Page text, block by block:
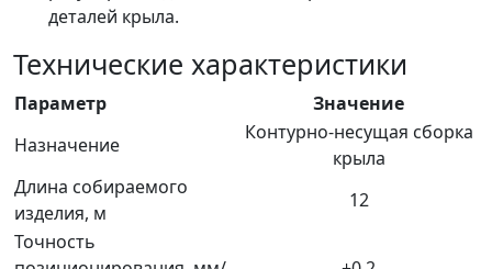
деталей крыла.
Технические характеристики
Параметр
Значение
Назначение
Контурно-несущая сборка
крыла
Длина собираемого
изделия, м
12
Точность